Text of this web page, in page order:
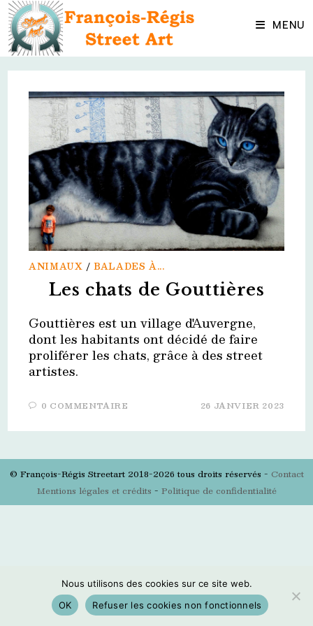
Skip
content MENU
ANIMAUX /BALADES À...
Les chats de Gouttières
Gouttières est un village d'Auvergne,
dont les habitants ont décidé de faire
proliférer les chats, grâce à des street
artistes.
0 COMMENTAIRE 26 JANVIER 2023
© François-Régis Streetart 2018-2026 tous droits réservés - Contact
Mentions légales et crédits - Politique de confidentialité
Nous utilisons des cookies sur ce site web.
OK
Refuser les cookies non fonctionnels